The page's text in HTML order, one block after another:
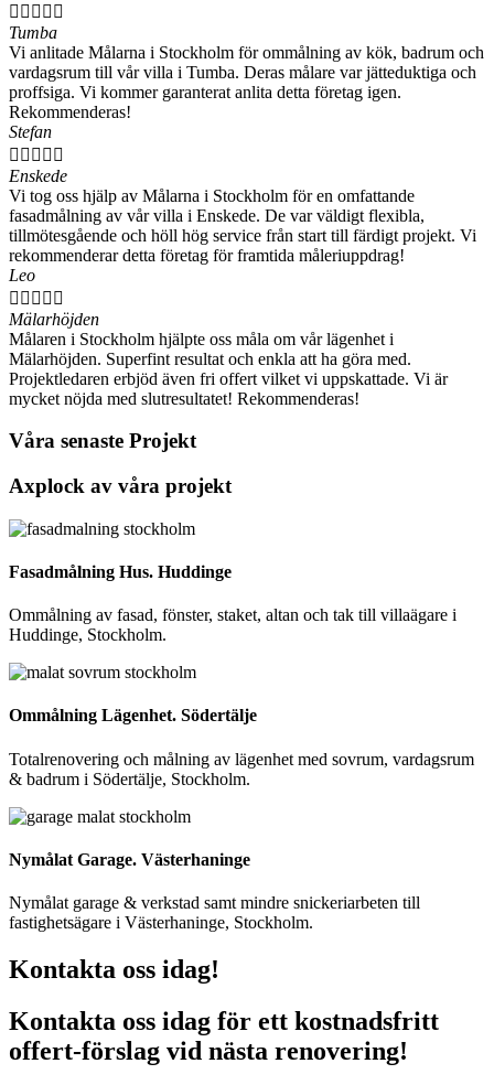
    
Tumba
Vi anlitade Målarna i Stockholm för ommålning av kök, badrum och
vardagsrum till vår villa i Tumba. Deras målare var jätteduktiga och
proffsiga. Vi kommer garanterat anlita detta företag igen.
Rekommenderas!
Stefan
    
Enskede
Vi tog oss hjälp av Målarna i Stockholm för en omfattande
fasadmålning av vår villa i Enskede. De var väldigt flexibla,
tillmötesgående och höll hög service från start till färdigt projekt. Vi
rekommenderar detta företag för framtida måleriuppdrag!
Leo
    
Mälarhöjden
Målaren i Stockholm hjälpte oss måla om vår lägenhet i
Mälarhöjden. Superfint resultat och enkla att ha göra med.
Projektledaren erbjöd även fri offert vilket vi uppskattade. Vi är
mycket nöjda med slutresultatet! Rekommenderas!
Våra senaste Projekt
Axplock av våra projekt
Fasadmålning Hus. Huddinge
Ommålning av fasad, fönster, staket, altan och tak till villaägare i
Huddinge, Stockholm.
Ommålning Lägenhet. Södertälje
Totalrenovering och målning av lägenhet med sovrum, vardagsrum
& badrum i Södertälje, Stockholm.
Nymålat Garage. Västerhaninge
Nymålat garage & verkstad samt mindre snickeriarbeten till
fastighetsägare i Västerhaninge, Stockholm.
Kontakta oss idag!
Kontakta oss idag för ett kostnadsfritt
offert-förslag vid nästa renovering!